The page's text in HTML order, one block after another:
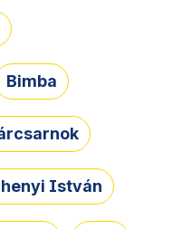
Bimba
István